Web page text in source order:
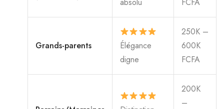
Grands-parents
Élégance
digne
250K –
600K
FCFA
200K
–